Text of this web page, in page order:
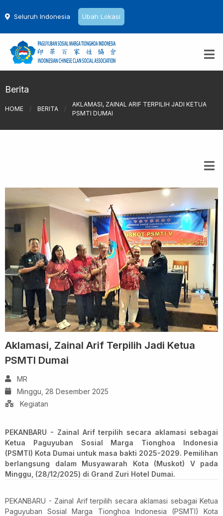
Seluruh Indonesia Ubah Lokasi
Berita
HOME / BERITA /
AKLAMASI, ZAINAL ARIF TERPILIH JADI KETUA
PSMTI DUMAI
Aklamasi, Zainal Arif Terpilih Jadi Ketua
PSMTI Dumai
MR
Minggu, 28 Desember 2025
Kegiatan
PEKANBARU - Zainal Arif terpilih secara aklamasi sebagai
Ketua Paguyuban Sosial Marga Tionghoa Indonesia
(PSMTI) Kota Dumai untuk masa bakti 2025-2029. Pemilihan
berlangsung dalam Musyawarah Kota (Muskot) V pada
Minggu, (28/12/2025) di Grand Zuri Hotel Dumai.
PEKANBARU - Zainal Arif terpilih secara aklamasi sebagai Ketua
Paguyuban Sosial Marga Tionghoa Indonesia (PSMTI) Kota